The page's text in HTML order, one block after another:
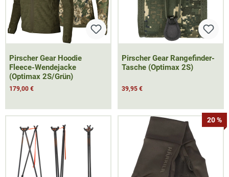
Pirscher Gear Hoodie
Fleece-Wendejacke
(Optimax 2S/Grün)
179,00 €
Pirscher Gear Rangefinder-
Tasche (Optimax 2S)
39,95 €
20 %